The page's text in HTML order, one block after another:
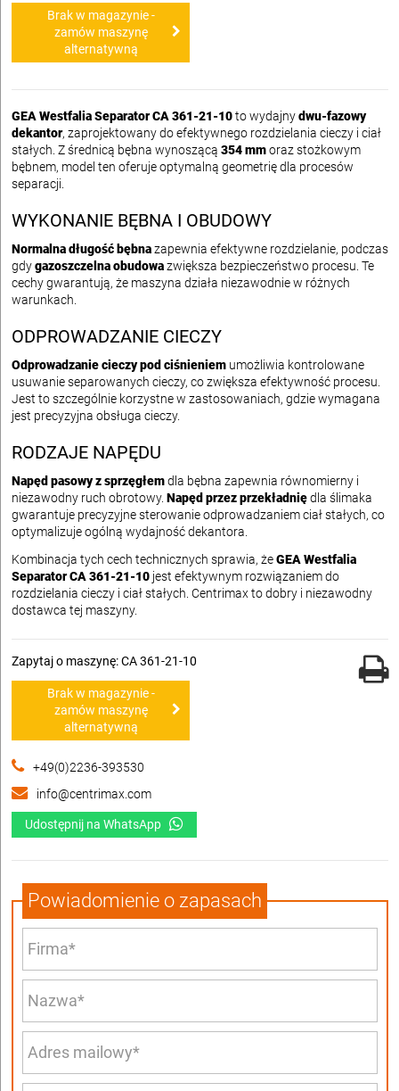
Brak w magazynie -
zamów maszynę
alternatywną
GEA Westfalia Separator CA 361-21-10to wydajnydwu-fazowy
dekantor, zaprojektowany do efektywnego rozdzielania cieczy i ciał
stałych. Z średnicą bębna wynoszącą 354 mmoraz stożkowym
bębnem, model ten oferuje optymalną geometrię dla procesów
separacji.
WYKONANIE BĘBNA I OBUDOWY
Normalna długość bębnazapewnia efektywne rozdzielanie, podczas
gdygazoszczelna obudowazwiększa bezpieczeństwo procesu. Te
cechy gwarantują, że maszyna działa niezawodnie w różnych
warunkach.
ODPROWADZANIE CIECZY
Odprowadzanie cieczy pod ciśnieniem umożliwia kontrolowane
usuwanie separowanych cieczy, co zwiększa efektywność procesu.
Jest to szczególnie korzystne w zastosowaniach, gdzie wymagana
jest precyzyjna obsługa cieczy.
RODZAJE NAPĘDU
Napęd pasowy z sprzęgłemdla bębna zapewnia równomierny i
niezawodny ruch obrotowy. Napęd przez przekładniędla ślimaka
gwarantuje precyzyjne sterowanie odprowadzaniem ciał stałych, co
optymalizuje ogólną wydajność dekantora.
Kombinacja tych cech technicznych sprawia, żeGEA Westfalia
Separator CA 361-21-10 jest efektywnym rozwiązaniem do
rozdzielania cieczy i ciał stałych. Centrimax to dobry i niezawodny
dostawca tej maszyny.
Zapytaj o maszynę: CA 361-21-10
Brak w magazynie -
zamów maszynę
alternatywną
+49(0)2236-393530
info@centrimax.com
Udostępnij na WhatsApp
Powiadomienie o zapasach